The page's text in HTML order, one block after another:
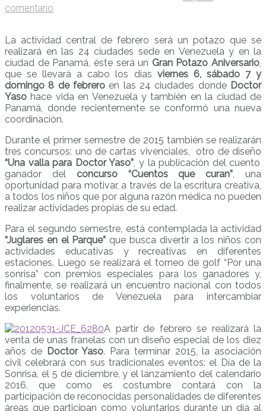
comentario
La actividad central de febrero será un potazo que se
realizará en las 24 ciudades sede en Venezuela y en la
ciudad de Panamá, éste será un Gran Potazo Aniversario,
que se llevará a cabo los días viernes 6, sábado 7 y
domingo 8 de febrero en las 24 ciudades dondeDoctor
Yaso hace vida en Venezuela y también en la ciudad de
Panamá, donde recientemente se conformó una nueva
coordinación.
Durante el primer semestre de 2015 también se realizarán
tres concursos: uno de cartas vivenciales, otro de diseño
“Una valla para Doctor Yaso”, y la publicación del cuento
ganador del concurso “Cuentos que curan”, una
oportunidad para motivar, a través de la escritura creativa,
a todos los niños que por alguna razón médica no pueden
realizar actividades propias de su edad.
Para el segundo semestre, está contemplada la actividad
“Juglares en el Parque” que busca divertir a los niños con
actividades educativas y recreativas en diferentes
estaciones. Luego se realizará el torneo de golf “Por una
sonrisa” con premios especiales para los ganadores y,
finalmente, se realizará un encuentro nacional con todos
los voluntarios de Venezuela para intercambiar
experiencias.
A partir de febrero se realizará la
venta de unas franelas con un diseño especial de los diez
años deDoctor Yaso. Para terminar 2015, la asociación
civil celebrará con sus tradicionales eventos: el Día de la
Sonrisa, el 5 de diciembre, y el lanzamiento del calendario
2016, que como es costumbre contará con la
participación de reconocidas personalidades de diferentes
áreas que participan como voluntarios durante un día al